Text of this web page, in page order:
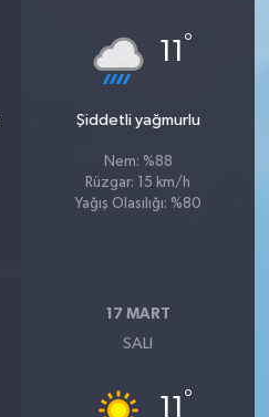
11 °
Şiddetli yağmurlu
Nem: %88
Rüzgar: 15 km/h
Yağış Olasılığı: %80
17 MART
SALI
11 °